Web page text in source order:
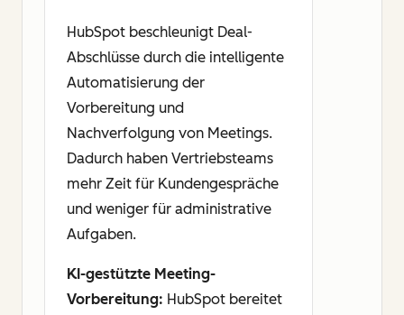
HubSpot beschleunigt Deal-
Abschlüsse durch die intelligente
Automatisierung der
Vorbereitung und
Nachverfolgung von Meetings.
Dadurch haben Vertriebsteams
mehr Zeit für Kundengespräche
und weniger für administrative
Aufgaben.
KI-gestützte Meeting-
Vorbereitung: HubSpot bereitet